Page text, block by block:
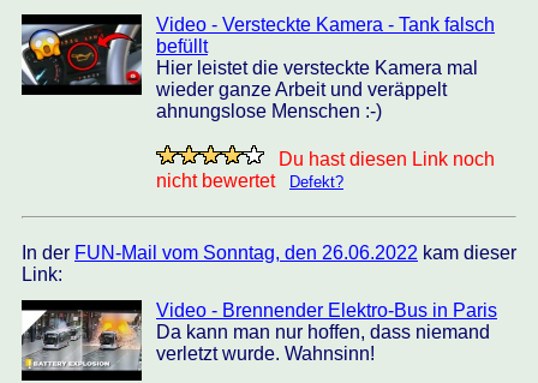
Video - Versteckte Kamera - Tank falsch
befüllt
Hier leistet die versteckte Kamera mal
wieder ganze Arbeit und veräppelt
ahnungslose Menschen :-)
Du hast diesen Link noch
nicht bewertet
Defekt?
In der FUN-Mail vom Sonntag, den 26.06.2022 kam dieser
Link:
Video - Brennender Elektro-Bus in Paris
Da kann man nur hoffen, dass niemand
verletzt wurde. Wahnsinn!